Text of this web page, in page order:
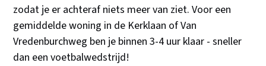
zodat je er achteraf niets meer van ziet. Voor een
gemiddelde woning in de Kerklaan of Van
Vredenburchweg ben je binnen 3-4 uur klaar - sneller
dan een voetbalwedstrijd!